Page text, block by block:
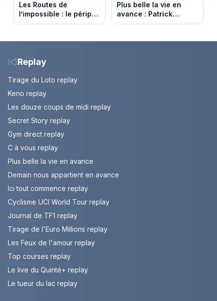
Les Routes de
l’impossible : le périple
glacial d’une famille
Plus belle la vie en
avance : Patrick
Nebout est-il mort ?
2026 (spoiler)
Replay
Tirage du Loto replay
Keno replay
Les douze coups de midi replay
Secret Story replay
Gym direct replay
C à vous replay
Plus belle la vie en avance
Demain nous appartient en avance
Ici tout commence replay
Cyclisme UCI World Tour replay
Journal de TF1 replay
Tirage de l'Euro Millions replay
Les Feux de l'amour replay
Top courses replay
Le live du Quinté+ replay
Le tueur du lac replay